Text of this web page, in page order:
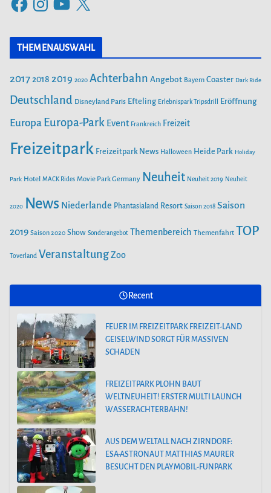
g
e
n
c
o
o
s
t
g
r
m
u
T
b
e
THEMENAUSWAHL
2017 2018 2019 2020 Achterbahn Angebot Bayern Coaster Dark Ride
Deutschland Disneyland Paris Efteling Erlebnispark Tripsdrill Eröffnung
Europa Europa-Park Event Frankreich Freizeit
Freizeitpark Freizeitpark News Halloween Heide Park Holiday
Park Hotel MACK Rides Movie Park Germany Neuheit Neuheit 2019 Neuheit
2020 News Niederlande Phantasialand Resort Saison 2018 Saison
2019 Saison 2020 Show Sonderangebot Themenbereich Themenfahrt TOP
Toverland VeranstaltungZoo
Recent
FEUER IM FREIZEITPARK FREIZEIT-LAND
GEISELWIND SORGT FÜR MASSIVEN
SCHADEN
FREIZEITPARK PLOHN BAUT
WELTNEUHEIT! ERSTER MULTI LAUNCH
WASSERACHTERBAHN!
AUS DEM WELTALL NACH ZIRNDORF:
ESA-ASTRONAUT MATTHIAS MAURER
BESUCHT DEN PLAYMOBIL-FUNPARK